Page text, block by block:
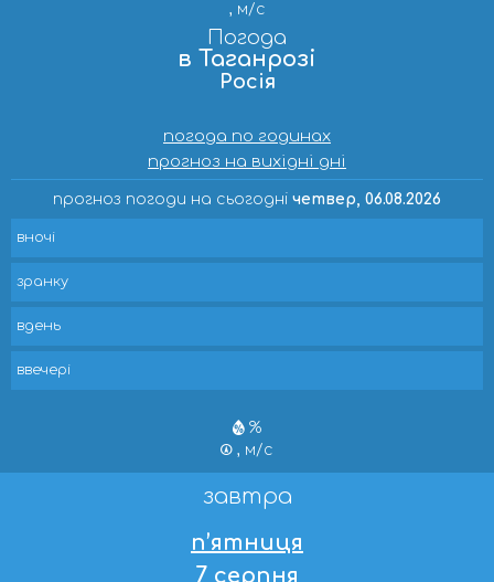
, м/с
Погода
в Таганрозі
Росія
погода по годинах
прогноз на вихідні дні
прогноз погоди на сьогодні четвер, 06.08.2026
вночі
зранку
вдень
ввечері
%
, м/с
завтра
п’ятниця
7 серпня